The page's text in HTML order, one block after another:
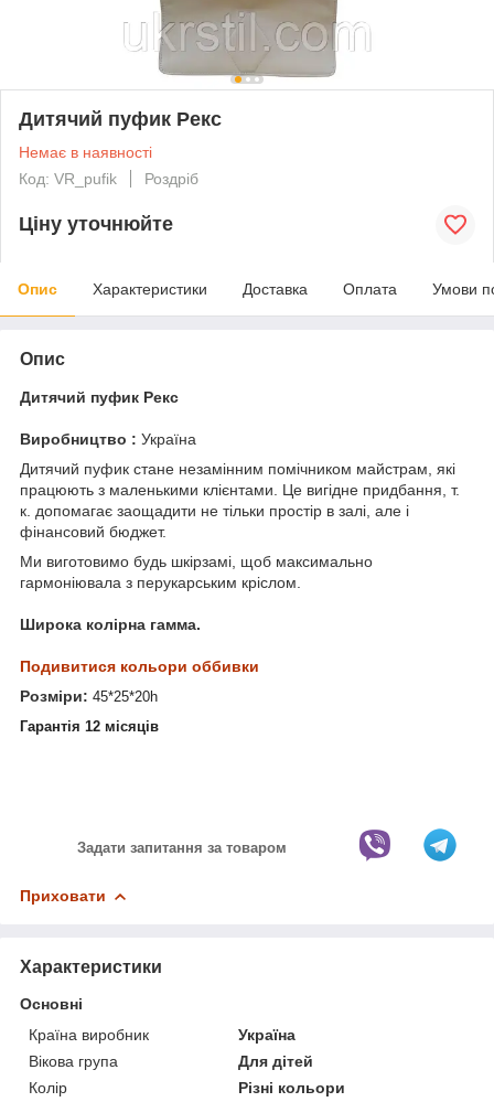
Дитячий пуфик Рекс
Немає в наявності
Код: VR_pufik
Роздріб
Ціну уточнюйте
Опис Характеристики Доставка Оплата Умови
Опис
Дитячий пуфик Рекс
Виробництво : Україна
Дитячий пуфик стане незамінним помічником майстрам, які
працюють з маленькими клієнтами. Це вигідне придбання, т.
к. допомагає заощадити не тільки простір в залі, але і
фінансовий бюджет.
Ми виготовимо будь шкірзамі, щоб максимально
гармоніювала з перукарським кріслом.
Широка колірна гамма.
Подивитися кольори оббивки
Розміри: 45*25*20h
Гарантія 12 місяців
Задати запитання за товаром
Приховати
Характеристики
Основні
Країна виробник
Україна
Вікова група
Для дітей
Колір
Різні кольори